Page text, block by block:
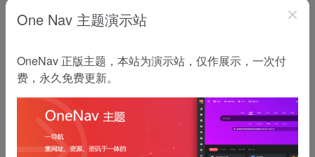
One Nav 主题演示站
OneNav 正版主题，本站为演示站，仅作展示，一次付
费，永久免费更新。